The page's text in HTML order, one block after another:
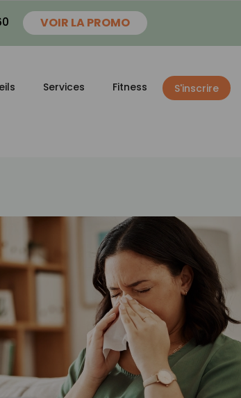
VOIR LA PROMO
Services Fitness S'inscrire